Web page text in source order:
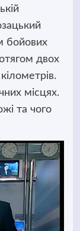
бойових
двох
місцях.
та чого